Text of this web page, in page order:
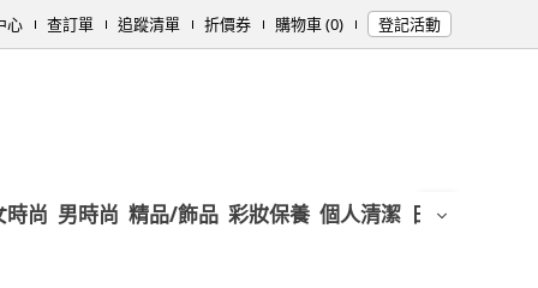
心 查訂單 追蹤清單 折價券 購物車 (0) 登記活動
時尚 男時尚 精品/飾品 彩妝保養 個人清潔 日用/紙品